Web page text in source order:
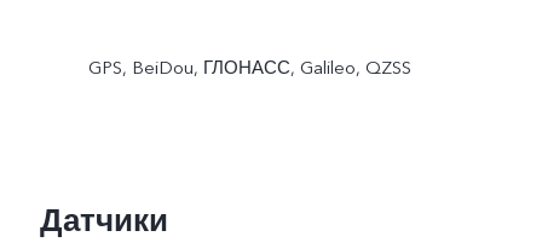
GPS, BeiDou, ГЛОНАСС, Galileo, QZSS
Датчики